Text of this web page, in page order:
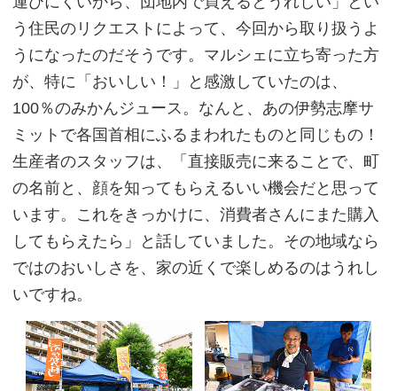
う住民のリクエストによって、今回から取り扱うよ
うになったのだそうです。マルシェに立ち寄った方
が、特に「おいしい！」と感激していたのは、
100％のみかんジュース。なんと、あの伊勢志摩サ
ミットで各国首相にふるまわれたものと同じもの！
生産者のスタッフは、「直接販売に来ることで、町
の名前と、顔を知ってもらえるいい機会だと思って
います。これをきっかけに、消費者さんにまた購入
してもらえたら」と話していました。その地域なら
ではのおいしさを、家の近くで楽しめるのはうれし
いですね。